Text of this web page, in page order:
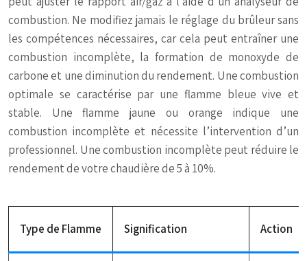
combustion. Ne modifiez jamais le réglage du brûleur sans
les compétences nécessaires, car cela peut entraîner une
combustion incomplète, la formation de monoxyde de
carbone et une diminution du rendement. Une combustion
optimale se caractérise par une flamme bleue vive et
stable. Une flamme jaune ou orange indique une
combustion incomplète et nécessite l’intervention d’un
professionnel. Une combustion incomplète peut réduire le
rendement de votre chaudière de 5 à 10%.
Type de Flamme Signification Action